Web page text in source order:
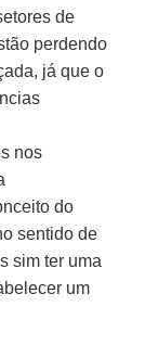
de
perdendo
já que o
nos
do
sentido de
sim ter uma
um